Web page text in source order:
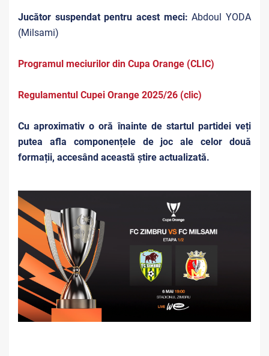
Jucător suspendat pentru acest meci:Abdoul YODA
(Milsami)
Programul meciurilor din Cupa Orange (CLIC)
Regulamentul Cupei Orange 2025/26 (clic)
Cu aproximativ o oră înainte de startul partidei veți
putea afla componențele de joc ale celor două
formații, accesând această știre actualizată.